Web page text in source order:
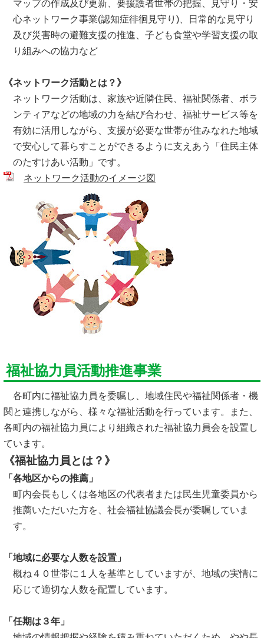
マップの作成及び更新、要援護者世帯の把握、見守り・安
心ネットワーク事業(認知症徘徊見守り)、日常的な見守り
及び災害時の避難支援の推進、子ども食堂や学習支援の取
り組みへの協力など
《ネットワーク活動とは？》
ネットワーク活動は、家族や近隣住民、福祉関係者、ボラ
ンティアなどの地域の力を結び合わせ、福祉サービス等を
有効に活用しながら、支援が必要な世帯が住みなれた地域
で安心して暮らすことができるように支えあう「住民主体
のたすけあい活動」です。
ネットワーク活動のイメージ図
福祉協力員活動推進事業
各町内に福祉協力員を委嘱し、地域住民や福祉関係者・機
関と連携しながら、様々な福祉活動を行っています。また、
各町内の福祉協力員により組織された福祉協力員会を設置し
ています。
《福祉協力員とは？》
「各地区からの推薦」
町内会長もしくは各地区の代表者または民生児童委員から
推薦いただいた方を、社会福祉協議会長が委嘱していま
す。
「地域に必要な人数を設置」
概ね４０世帯に１人を基準としていますが、地域の実情に
応じて適切な人数を配置しています。
「任期は３年」